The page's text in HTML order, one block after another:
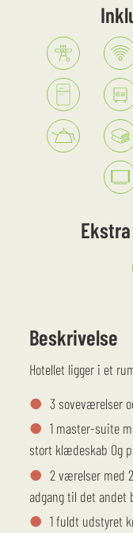
Beskrivelse
Hotellet ligger i et
3 soveværelser
1 master-suite
stort klædeskab Og
2 værelser med
adgang til det andet
1 fuldt udstyret